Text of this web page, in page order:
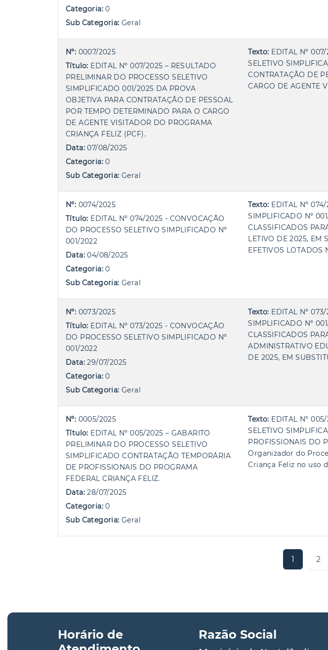
Categoria:0
Sub Categoria: Geral
Nº: 0007/2025
Título: EDITAL Nº 007/2025 – RESULTADO
PRELIMINAR DO PROCESSO SELETIVO
SIMPLIFICADO 001/2025 DA PROVA
OBJETIVA PARA CONTRATAÇÃO DE PESSOAL
POR TEMPO DETERMINADO PARA O CARGO
DE AGENTE VISITADOR DO PROGRAMA
CRIANÇA FELIZ (PCF).
Data:07/08/2025
Categoria:0
Sub Categoria: Geral
Texto: EDITAL Nº
SELETIVO
CONTRATAÇÃO DE
CARGO DE AGENTE
Nº: 0074/2025
Título: EDITAL Nº 074/2025 - CONVOCAÇÃO
DO PROCESSO SELETIVO SIMPLIFICADO Nº
001/2022
Data:04/08/2025
Categoria:0
Sub Categoria: Geral
Texto: EDITAL Nº
SIMPLIFICADO Nº
CLASSIFICADOS
LETIVO DE 2025, EM
EFETIVOS LOTADOS
Nº: 0073/2025
Título: EDITAL Nº 073/2025 - CONVOCAÇÃO
DO PROCESSO SELETIVO SIMPLIFICADO Nº
001/2022
Data:29/07/2025
Categoria:0
Sub Categoria: Geral
Texto: EDITAL Nº
SIMPLIFICADO Nº
CLASSIFICADOS
ADMINISTRATIVO
DE 2025, EM
Nº: 0005/2025
Título: EDITAL Nº 005/2025 – GABARITO
PRELIMINAR DO PROCESSO SELETIVO
SIMPLIFICADO CONTRATAÇÃO TEMPORÁRIA
DE PROFISSIONAIS DO PROGRAMA
FEDERAL CRIANÇA FELIZ.
Data:28/07/2025
Categoria:0
Sub Categoria: Geral
Texto: EDITAL Nº
SELETIVO
PROFISSIONAIS DO
Organizador do
Criança Feliz no uso
1 2
Horário de
Razão Social